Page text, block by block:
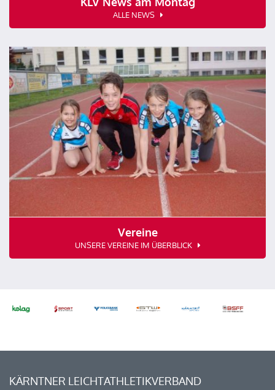
ALLE NEWS
Vereine
UNSERE VEREINE IM ÜBERBLICK
KÄRNTNER LEICHTATHLETIKVERBAND